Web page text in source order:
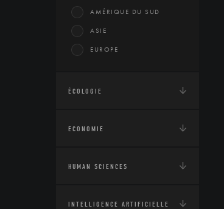
AMÉRIQUE DU SUD
ASIE
EUROPE
ÉCOLOGIE
ECONOMIE
HUMAN SCIENCES
INTELLIGENCE ARTIFICIELLE